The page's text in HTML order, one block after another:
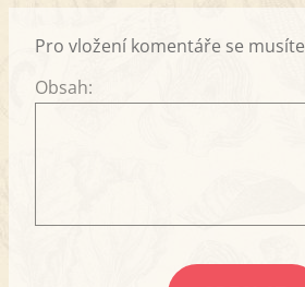
Pro vložení komentáře se musíte
Obsah: